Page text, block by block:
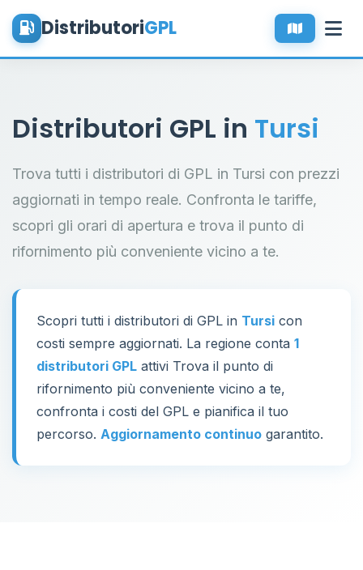
DistributoriGPL
Distributori GPL in Tursi
Trova tutti i distributori di GPL in Tursi con prezzi
aggiornati in tempo reale. Confronta le tariffe,
scopri gli orari di apertura e trova il punto di
rifornimento più conveniente vicino a te.
Scopri tutti i distributori di GPL in Tursi con
costi sempre aggiornati. La regione conta 1
distributori GPL attivi Trova il punto di
rifornimento più conveniente vicino a te,
confronta i costi del GPL e pianifica il tuo
percorso. Aggiornamento continuo garantito.